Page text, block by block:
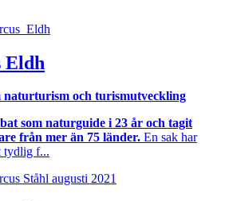
Eldh
naturturism och turismutveckling
som naturguide i 23 år och tagit
från mer än 75 länder. En sak har
tydlig f...